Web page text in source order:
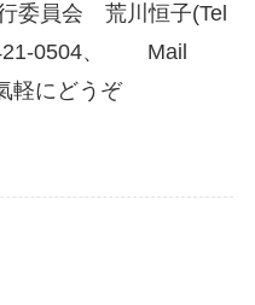
委員会 荒川恒子(Tel
421-0504、 Mail
軽にどうぞ